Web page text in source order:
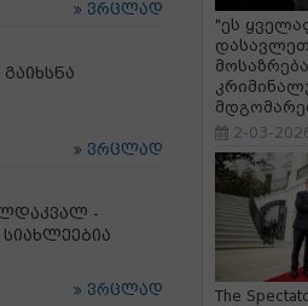
ვრცლად
ვრცლად
-
ვრცლად
"ეს
2-03-
The